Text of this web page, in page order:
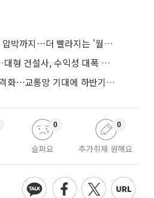
전세 35% 줄었는데 세금 압박까지⋯더 빨라지는 '월세화'
'고원가 터널' 끝 보인다…대형 건설사, 수익성 대폭 개선
부울경 메가시티 논의 본격화⋯교통망 기대에 하반기 분양시장 '주목'
슬퍼요
0
추가취재 원해요
0